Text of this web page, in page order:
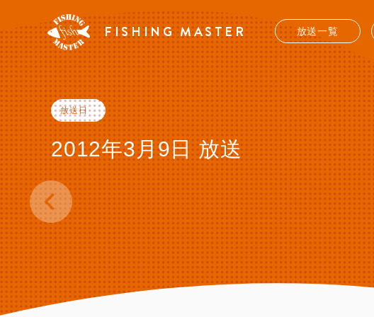
FISHING MASTER 放送一覧
放送日
2012年3月9日 放送